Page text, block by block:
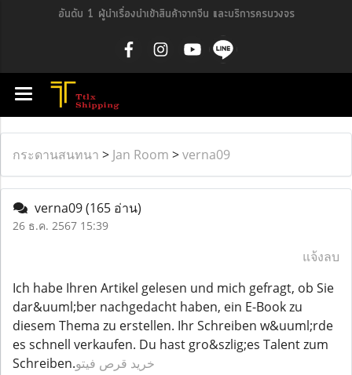
อันดับ 1 ผู้นำเรื่องนำเข้าสินค้าจากจีน และบริการครบวงจร
กระดานสนทนา > Jan Room >verna09
verna09(165 อ่าน)
26 ธ.ค. 2567 15:39
แจ้งลบ
Ich habe Ihren Artikel gelesen und mich gefragt, ob Sie
dar&uuml;ber nachgedacht haben, ein E-Book zu
diesem Thema zu erstellen. Ihr Schreiben w&uuml;rde
es schnell verkaufen. Du hast gro&szlig;es Talent zum
Schreiben.خرید قرص فیتو